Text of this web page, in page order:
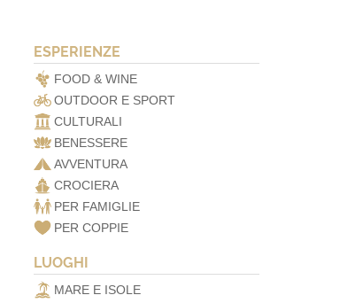
ESPERIENZE
FOOD & WINE
OUTDOOR E SPORT
CULTURALI
BENESSERE
AVVENTURA
CROCIERA
PER FAMIGLIE
PER COPPIE
LUOGHI
MARE E ISOLE